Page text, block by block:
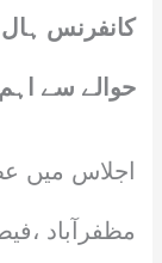
کانفرنس
حوالے سے
اجلاس میں
مظفرآباد